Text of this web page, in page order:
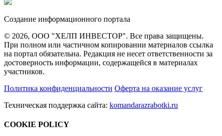
Создание информационного портала
© 2026, ООО "ХЕЛП ИНВЕСТОР". Все права защищены.
При полном или частичном копировании материалов ссылка
на портал обязательна. Редакция не несет ответственности за
достоверность информации, содержащейся в материалах
участников.
Политика конфиденциальности Оферта на оказание услуг
Техническая поддержка сайта: komandarazrabotki.ru
COOKIE POLICY